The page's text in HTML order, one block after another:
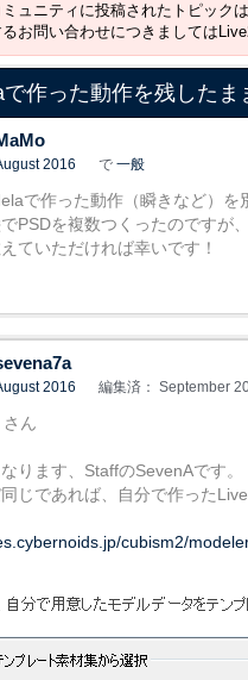
ュニティに投稿されたトピック
お問い合わせにつきましては
作った動作を残したま
2016 で 一般
で作った動作（瞬きなど）を
PSDを複数つくったのですが
ていただければ幸いです！
2016 編集済： September
さん
ります、StaffのSevenAです。
じであれば、自分で作った
cubism2/